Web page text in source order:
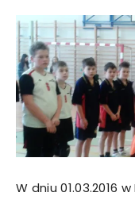
W dniu 01.03.2016